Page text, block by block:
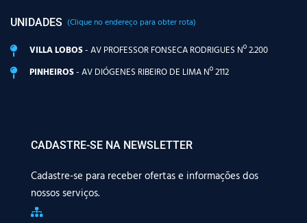
UNIDADES (Clique no endereço para obter rota)
VILLA LOBOS- AV PROFESSOR FONSECA RODRIGUES Nº 2.200
PINHEIROS- AV DIÓGENES RIBEIRO DE LIMA Nº 2112
CADASTRE-SE NA NEWSLETTER
Cadastre-se para receber ofertas e informações dos
nossos serviços.